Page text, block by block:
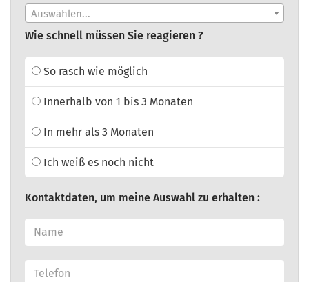
Auswählen...
Wie schnell müssen Sie reagieren ?
So rasch wie möglich
Innerhalb von 1 bis 3 Monaten
In mehr als 3 Monaten
Ich weiß es noch nicht
Kontaktdaten, um meine Auswahl zu erhalten :